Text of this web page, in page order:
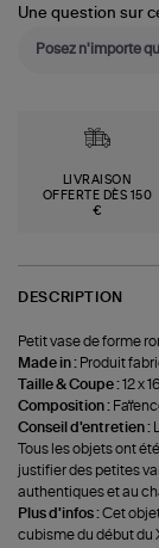
Une question sur
LIVRAISON
OFFERTE DÈS 150
€
DESCRIPTION
Petit vase de forme
Made in : Produit
Taille & Coupe :12 x
Composition :
Conseil d'entretien :
Tous les objets ont
justifier des petites
authentiques et au
Plus d'infos :Cet
cubisme du début du